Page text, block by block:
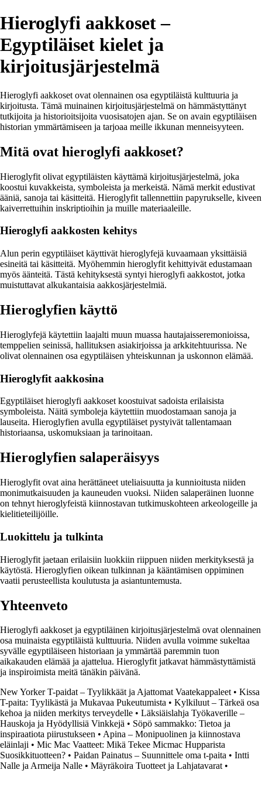
Hieroglyfi aakkoset –
Egyptiläiset kielet ja
kirjoitusjärjestelmä
Hieroglyfi aakkoset ovat olennainen osa egyptiläistä kulttuuria ja
kirjoitusta. Tämä muinainen kirjoitusjärjestelmä on hämmästyttänyt
tutkijoita ja historioitsijoita vuosisatojen ajan. Se on avain egyptiläisen
historian ymmärtämiseen ja tarjoaa meille ikkunan menneisyyteen.
Mitä ovat hieroglyfi aakkoset?
Hieroglyfit olivat egyptiläisten käyttämä kirjoitusjärjestelmä, joka
koostui kuvakkeista, symboleista ja merkeistä. Nämä merkit edustivat
ääniä, sanoja tai käsitteitä. Hieroglyfit tallennettiin papyrukselle, kiveen
kaiverrettuihin inskriptioihin ja muille materiaaleille.
Hieroglyfi aakkosten kehitys
Alun perin egyptiläiset käyttivät hieroglyfejä kuvaamaan yksittäisiä
esineitä tai käsitteitä. Myöhemmin hieroglyfit kehittyivät edustamaan
myös äänteitä. Tästä kehityksestä syntyi hieroglyfi aakkostot, jotka
muistuttavat alkukantaisia aakkosjärjestelmiä.
Hieroglyfien käyttö
Hieroglyfejä käytettiin laajalti muun muassa hautajaisseremonioissa,
temppelien seinissä, hallituksen asiakirjoissa ja arkkitehtuurissa. Ne
olivat olennainen osa egyptiläisen yhteiskunnan ja uskonnon elämää.
Hieroglyfit aakkosina
Egyptiläiset hieroglyfi aakkoset koostuivat sadoista erilaisista
symboleista. Näitä symboleja käytettiin muodostamaan sanoja ja
lauseita. Hieroglyfien avulla egyptiläiset pystyivät tallentamaan
historiaansa, uskomuksiaan ja tarinoitaan.
Hieroglyfien salaperäisyys
Hieroglyfit ovat aina herättäneet uteliaisuutta ja kunnioitusta niiden
monimutkaisuuden ja kauneuden vuoksi. Niiden salaperäinen luonne
on tehnyt hieroglyfeistä kiinnostavan tutkimuskohteen arkeologeille ja
kielitieteilijöille.
Luokittelu ja tulkinta
Hieroglyfit jaetaan erilaisiin luokkiin riippuen niiden merkityksestä ja
käytöstä. Hieroglyfien oikean tulkinnan ja kääntämisen oppiminen
vaatii perusteellista koulutusta ja asiantuntemusta.
Yhteenveto
Hieroglyfi aakkoset ja egyptiläinen kirjoitusjärjestelmä ovat olennainen
osa muinaista egyptiläistä kulttuuria. Niiden avulla voimme sukeltaa
syvälle egyptiläiseen historiaan ja ymmärtää paremmin tuon
aikakauden elämää ja ajattelua. Hieroglyfit jatkavat hämmästyttämistä
ja inspiroimista meitä tänäkin päivänä.
New Yorker T-paidat – Tyylikkäät ja Ajattomat Vaatekappaleet• Kissa
T-paita: Tyylikästä ja Mukavaa Pukeutumista • Kylkiluut – Tärkeä osa
kehoa ja niiden merkitys terveydelle • Läksiäislahja Työkaverille –
Hauskoja ja Hyödyllisiä Vinkkejä • Söpö sammakko: Tietoa ja
inspiraatiota piirustukseen • Apina – Monipuolinen ja kiinnostava
eläinlaji • Mic Mac Vaatteet: Mikä Tekee Micmac Hupparista
Suosikkituotteen? • Paidan Painatus – Suunnittele oma t-paita • Intti
Nalle ja Armeija Nalle • Mäyräkoira Tuotteet ja Lahjatavarat•